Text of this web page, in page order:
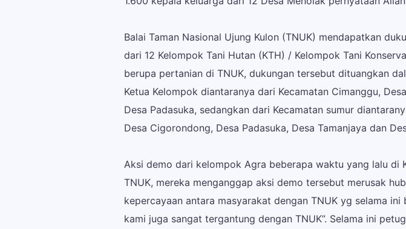
Balai Taman Nasional Ujung Kulon (TNUK) mendapatkan
dari 12 Kelompok Tani Hutan (KTH) / Kelompok Tani
berupa pertanian di TNUK, dukungan tersebut dituangkan
Ketua Kelompok diantaranya dari Kecamatan Cimanggu,
Desa Padasuka, sedangkan dari Kecamatan sumur
Desa Cigorondong, Desa Padasuka, Desa Tamanjaya dan
Aksi demo dari kelompok Agra beberapa waktu yang lalu
TNUK, mereka menganggap aksi demo tersebut merusak
kepercayaan antara masyarakat dengan TNUK yg selama
kami juga sangat tergantung dengan TNUK”. Selama ini